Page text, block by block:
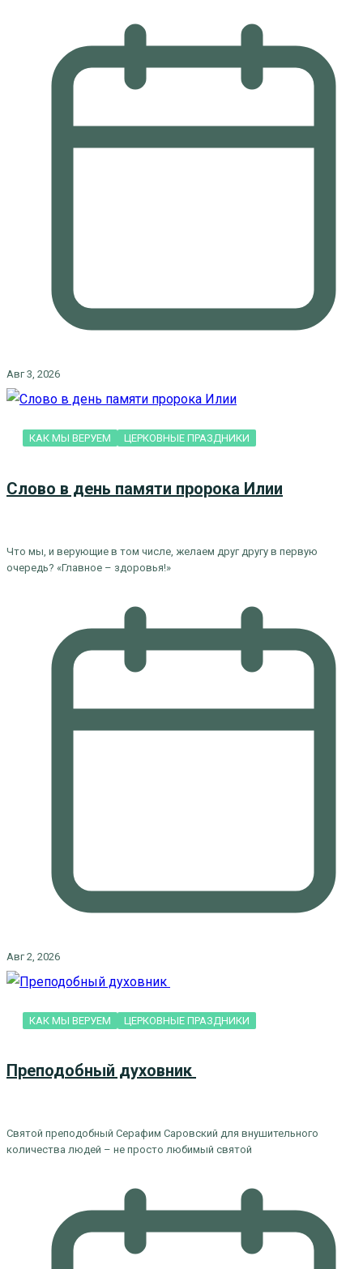
Авг 3, 2026
КАК МЫ ВЕРУЕМ ЦЕРКОВНЫЕ ПРАЗДНИКИ
Слово в день памяти пророка Илии
Что мы, и верующие в том числе, желаем друг другу в первую
очередь? «Главное – здоровья!»
Авг 2, 2026
КАК МЫ ВЕРУЕМ ЦЕРКОВНЫЕ ПРАЗДНИКИ
Преподобный духовник
Святой преподобный Серафим Саровский для внушительного
количества людей – не просто любимый святой